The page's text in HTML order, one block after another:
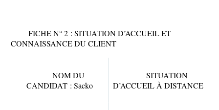
FICHE N° 2 : SITUATION D’ACCUEIL ET
CONNAISSANCE DU CLIENT
NOM DU
CANDIDAT : Sacko
SITUATION
D’ACCUEIL À DISTANCE